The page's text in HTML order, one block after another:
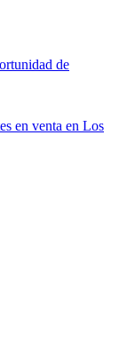
de
en venta en Los